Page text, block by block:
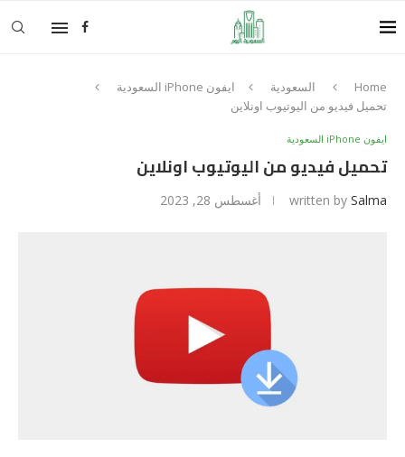
Home السعودية
ايفون iPhone السعودية
تحميل فيديو من اليوتيوب اونلاين
ايفون iPhone السعودية
تحميل فيديو من اليوتيوب اونلاين
written by Salma أغسطس 28, 2023